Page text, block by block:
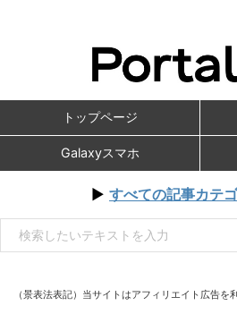
トップページ
Galaxyスマホ
▶ すべての記事カテ
（景表法表記）当サイトはアフィリエイト広告を